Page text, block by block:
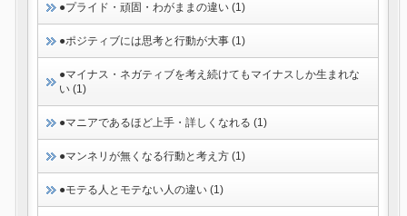
●プライド・頑固・わがままの違い (1)
●ポジティブには思考と行動が大事 (1)
●マイナス・ネガティブを考え続けてもマイナスしか生まれな
い (1)
●マニアであるほど上手・詳しくなれる (1)
●マンネリが無くなる行動と考え方 (1)
●モテる人とモテない人の違い (1)